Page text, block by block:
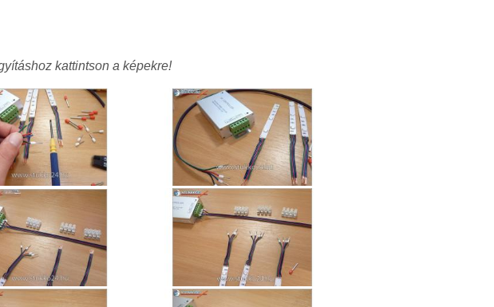
kattintson a képekre!